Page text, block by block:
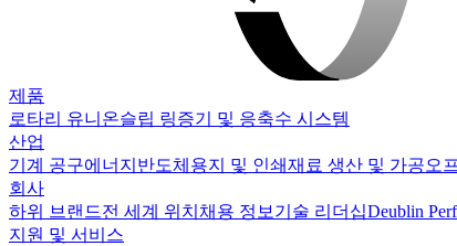
제품
로타리 유니온슬립 링증기 및 응축수 시스템
산업
기계 공구에너지 반도체 용지 및 인쇄재료 생산 및 가공오
회사
하위 브랜드전 세계 위치 채용 정보 기술 리더십Deublin
지원 및 서비스